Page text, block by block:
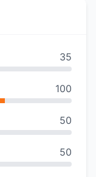
35
100
50
50